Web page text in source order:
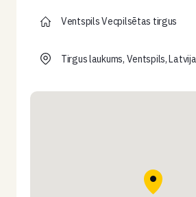
Ventspils Vecpilsētas tirgus
Tirgus laukums, Ventspils, Latvija